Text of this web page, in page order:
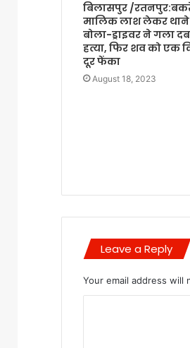
बिलासपुर /रतनपुर:बकरे
मालिक लाश लेकर थाने
बोला-ड्राइवर ने गला
हत्या, फिर शव को एक
दूर फेंका
August 18, 2023
Leave a Reply
Your email address will